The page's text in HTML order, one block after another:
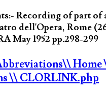
Recording of part of
dell'Opera, Rome (26
May 1952 pp.298-299
\\ Home
\\ CLORLINK.php